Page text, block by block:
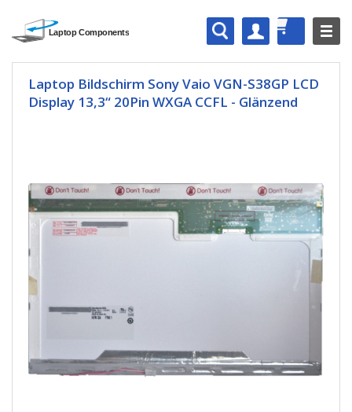
Laptop Bildschirm Sony Vaio VGN-S38GP LCD
Display 13,3“ 20Pin WXGA CCFL - Glänzend